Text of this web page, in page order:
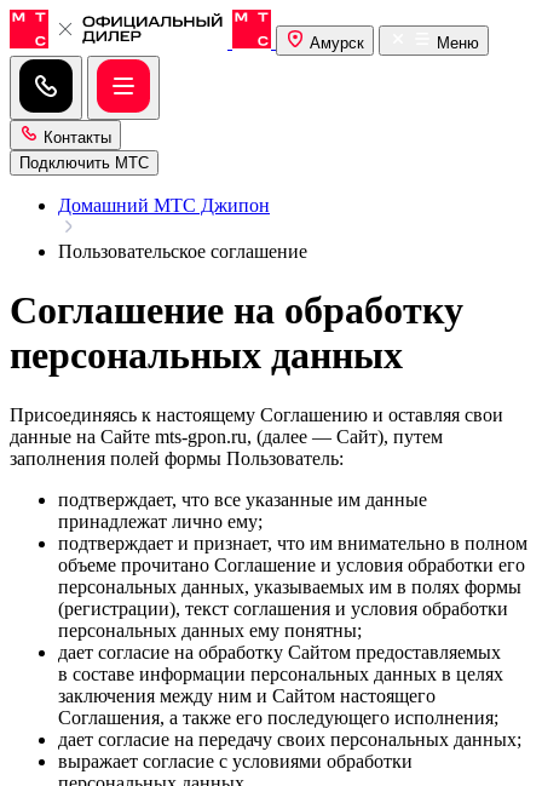
Амурск Меню
Контакты
Подключить МТС
Домашний МТС Джипон
Пользовательское соглашение
Соглашение на обработку
персональных данных
Присоединяясь к настоящему Соглашению и оставляя свои
данные на Сайте mts-gpon.ru, (далее — Сайт), путем
заполнения полей формы Пользователь:
подтверждает, что все указанные им данные
принадлежат лично ему;
подтверждает и признает, что им внимательно в полном
объеме прочитано Соглашение и условия обработки его
персональных данных, указываемых им в полях формы
(регистрации), текст соглашения и условия обработки
персональных данных ему понятны;
дает согласие на обработку Сайтом предоставляемых
в составе информации персональных данных в целях
заключения между ним и Сайтом настоящего
Соглашения, а также его последующего исполнения;
дает согласие на передачу своих персональных данных;
выражает согласие с условиями обработки